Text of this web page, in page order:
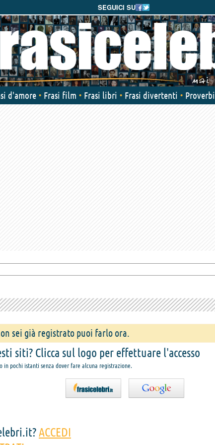
SEGUICI SU
d'amore Frasi film Frasi libri Frasi divertenti Proverbi
sei già registrato puoi farlo ora.
siti? Clicca sul logo per effettuare l'accesso
pochi istanti senza dover fare alcuna registrazione.
ACCEDI